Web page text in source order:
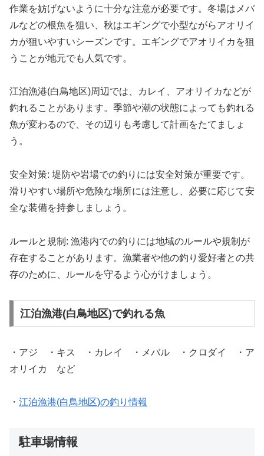
作業を妨げないように十分な注意が必要です。冬場はメバ
ルなどの根魚を狙い、秋はエギングで小型ながらアオリイ
カが狙いやすいシーズンです。エギングでアオリイカを狙
うことが地元でも人気です。
江泊漁港(白鳥地区)周辺では、カレイ、アオリイカなどが
釣れることがあります。季節や潮の状態によっても釣れる
魚が変わるので、その辺りも考慮して計画をたてましょ
う。
安全対策: 堤防や岩場での釣りには安全対策が重要です。
滑りやすい場所や危険な場所には注意し、必要に応じて安
全な装備を持参しましょう。
ルールと規制: 漁港内での釣りには地域のルールや規制が
存在することがあります。漁業者や他の釣り愛好者との共
存のために、ルールを守るよう心がけましょう。
江泊漁港(白鳥地区)で釣れる魚
・アジ ・キス ・カレイ ・メバル ・クロダイ ・ア
オリイカ など
・ 江泊漁港(白鳥地区)の釣り情報
駐車場情報